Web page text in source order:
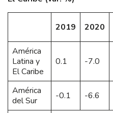
2019 2020
América
Latina y
El Caribe
0.1 -7.0
América
del Sur
-0.1 -6.6